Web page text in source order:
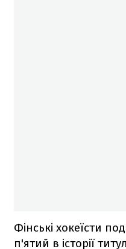
Фінські хокеїсти
п'ятий в історії